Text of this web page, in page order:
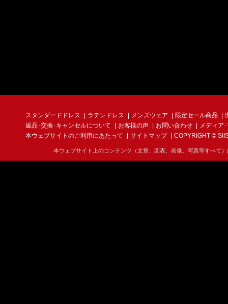
スタンダードドレス ラテンドレス メンズウェア 限定セール商品
返品･交換･キャンセルについて
お客様の声 お問い合わせ
メディア
本ウェブサイトのご利用にあたって
サイトマップ COPYRIGHT ©
本ウェブサイト上のコンテンツ（文章、図表、画像、写真等すべて